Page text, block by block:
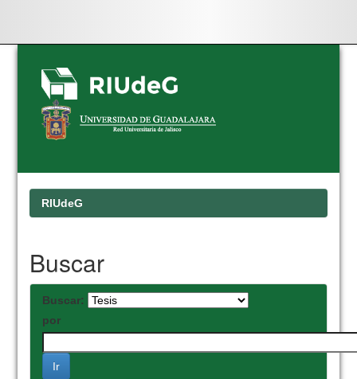
Skip
navigation
RIUdeG
Buscar
Buscar:
por